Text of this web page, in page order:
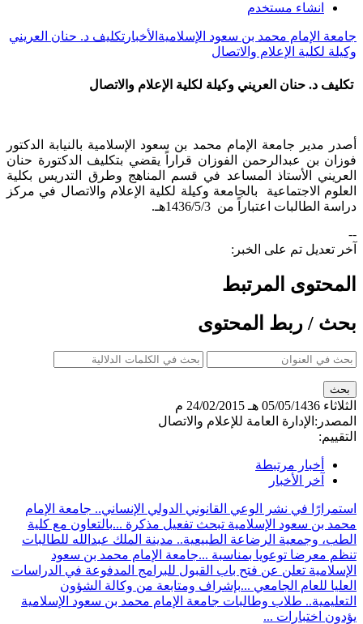
انشاء مستخدم
جامعة الإمام محمد بن سعود الإسلامية الأخبار تكليف د. حنان العريني
وكيلة لكلية الإعلام والاتصال
تكليف د. حنان العريني وكيلة لكلية الإعلام والاتصال
أصدر مدير جامعة الإمام محمد بن سعود الإسلامية بالنيابة الدكتور
فوزان بن عبدالرحمن الفوزان قراراً يقضي بتكليف الدكتورة حنان
العريني الأستاذ المساعد في قسم المناهج وطرق التدريس بكلية
العلوم الاجتماعية بالجامعة وكيلة لكلية الإعلام والاتصال في مركز
دراسة الطالبات اعتباراً من 1436/5/3هـ.
--
آخر تعديل تم على الخبر:
المحتوى المرتبط
بحث / ربط المحتوى
الثلاثاء 05/05/1436 هـ
24/02/2015 م
المصدر: الإدارة العامة للإعلام والاتصال
التقييم:
أخبار مرتبطة
آخر الأخبار
استمرارًا في نشر الوعي القانوني الدولي الإنساني.. جامعة الإمام
محمد بن سعود الإسلامية تبحث تفعيل مذكرة ...بالتعاون مع كلية
الطب، وجمعية الرضاعة الطبيعية.. مدينة الملك عبدالله للطالبات
تنظم معرضا توعويا بمناسبة ...جامعة الإمام محمد بن سعود
الإسلامية تعلن عن فتح باب القبول للبرامج المدفوعة في الدراسات
العليا للعام الجامعي ...بإشراف ومتابعة من وكالة الشؤون
التعليمية.. طلاب وطالبات جامعة الإمام محمد بن سعود الإسلامية
يؤدون اختبارات ...